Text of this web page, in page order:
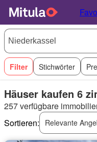
Filter Stichwörter
Häuser kaufen 6
257 verfügbare
Sortieren:
Relevante